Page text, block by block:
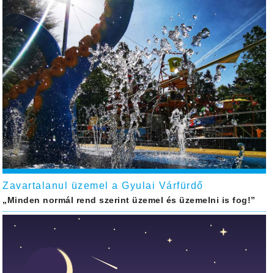
Zavartalanul üzemel a Gyulai Várfürdő
„Minden normál rend szerint üzemel és üzemelni is fog!”